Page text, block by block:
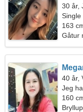
30 år,
163
Gåtur
40 år,
Jeg
160
Bryllup